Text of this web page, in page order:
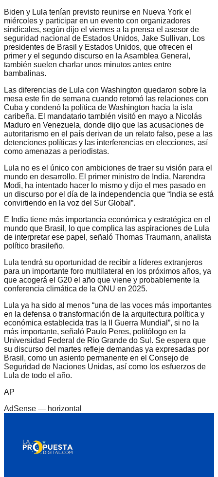
Biden y Lula tenían previsto reunirse en Nueva York el
miércoles y participar en un evento con organizadores
sindicales, según dijo el viernes a la prensa el asesor de
seguridad nacional de Estados Unidos, Jake Sullivan. Los
presidentes de Brasil y Estados Unidos, que ofrecen el
primer y el segundo discurso en la Asamblea General,
también suelen charlar unos minutos antes entre
bambalinas.
Las diferencias de Lula con Washington quedaron sobre la
mesa este fin de semana cuando retomó las relaciones con
Cuba y condenó la política de Washington hacia la isla
caribeña. El mandatario también visitó en mayo a Nicolás
Maduro en Venezuela, donde dijo que las acusaciones de
autoritarismo en el país derivan de un relato falso, pese a las
detenciones políticas y las interferencias en elecciones, así
como amenazas a periodistas.
Lula no es el único con ambiciones de traer su visión para el
mundo en desarrollo. El primer ministro de India, Narendra
Modi, ha intentado hacer lo mismo y dijo el mes pasado en
un discurso por el día de la independencia que “India se está
convirtiendo en la voz del Sur Global”.
E India tiene más importancia económica y estratégica en el
mundo que Brasil, lo que complica las aspiraciones de Lula
de interpretar ese papel, señaló Thomas Traumann, analista
político brasileño.
Lula tendrá su oportunidad de recibir a líderes extranjeros
para un importante foro multilateral en los próximos años, ya
que acogerá el G20 el año que viene y probablemente la
conferencia climática de la ONU en 2025.
Lula ya ha sido al menos “una de las voces más importantes
en la defensa o transformación de la arquitectura política y
económica establecida tras la II Guerra Mundial”, si no la
más importante, señaló Paulo Peres, politólogo en la
Universidad Federal de Rio Grande do Sul. Se espera que
su discurso del martes refleje demandas ya expresadas por
Brasil, como un asiento permanente en el Consejo de
Seguridad de Naciones Unidas, así como los esfuerzos de
Lula de todo el año.
AP
AdSense — horizontal